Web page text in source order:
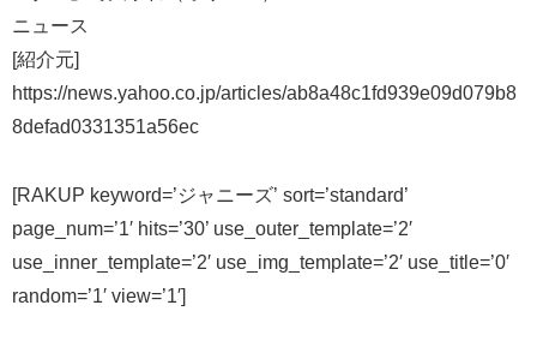
ニュース
[紹介元]
https://news.yahoo.co.jp/articles/ab8a48c1fd939e09d079b8
8defad0331351a56ec
[RAKUP keyword=’ジャニーズ’ sort=’standard’
page_num=’1′ hits=’30’ use_outer_template=’2′
use_inner_template=’2′ use_img_template=’2′ use_title=’0′
random=’1′ view=’1′]